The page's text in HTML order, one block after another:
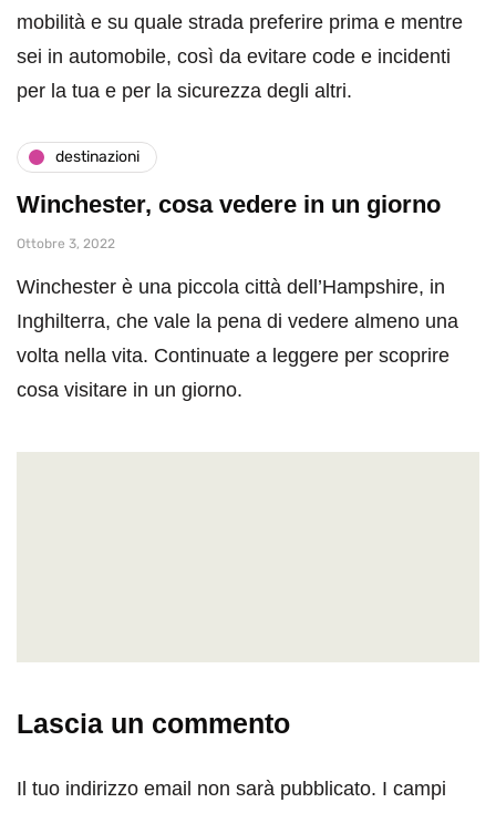
mobilità e su quale strada preferire prima e mentre
sei in automobile, così da evitare code e incidenti
per la tua e per la sicurezza degli altri.
destinazioni
Winchester, cosa vedere in un giorno
Ottobre 3, 2022
Winchester è una piccola città dell’Hampshire, in
Inghilterra, che vale la pena di vedere almeno una
volta nella vita. Continuate a leggere per scoprire
cosa visitare in un giorno.
Lascia un commento
Il tuo indirizzo email non sarà pubblicato. I campi